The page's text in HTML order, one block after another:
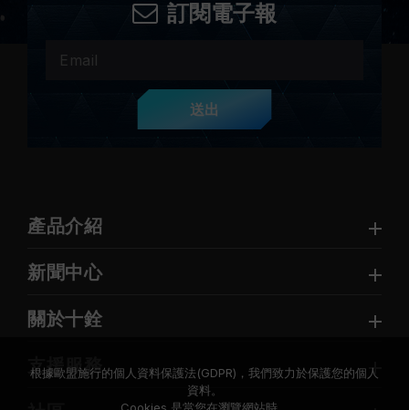
訂閱電子報
送出
產品介紹
新聞中心
關於十銓
支援服務
根據歐盟施行的個人資料保護法(GDPR)，我們致力於保護您的個人
資料。